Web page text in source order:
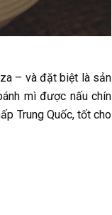
– và đặt biệt là sản
mì được nấu chín
Trung Quốc, tốt cho